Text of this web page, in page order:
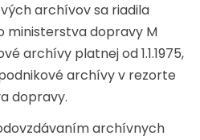
archívov sa riadila
ministerstva dopravy M
archívy platnej od 1.1.1975,
archívy v rezorte
dopravy.
archívnych